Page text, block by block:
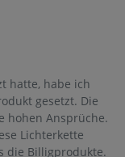
hatte, habe ich
gesetzt. Die
hohen Ansprüche.
Lichterkette
die Billigprodukte.